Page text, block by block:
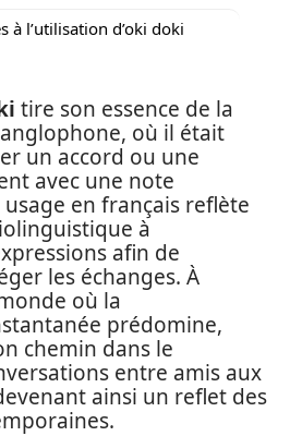
à l’utilisation d’oki doki
tire son essence de la
où il était
un accord ou une
avec une note
en français reflète
à
afin de
les échanges. À
où la
prédomine,
chemin dans le
entre amis aux
ainsi un reflet des